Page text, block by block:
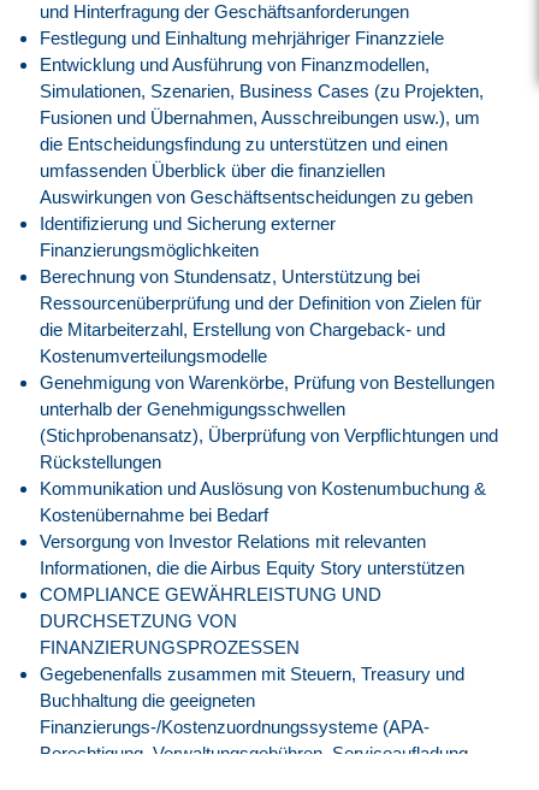
und Hinterfragung der Geschäftsanforderungen
Festlegung und Einhaltung mehrjähriger Finanzziele
Entwicklung und Ausführung von Finanzmodellen,
Simulationen, Szenarien, Business Cases (zu Projekten,
Fusionen und Übernahmen, Ausschreibungen usw.), um
die Entscheidungsfindung zu unterstützen und einen
umfassenden Überblick über die finanziellen
Auswirkungen von Geschäftsentscheidungen zu geben
Identifizierung und Sicherung externer
Finanzierungsmöglichkeiten
Berechnung von Stundensatz, Unterstützung bei
Ressourcenüberprüfung und der Definition von Zielen für
die Mitarbeiterzahl, Erstellung von Chargeback- und
Kostenumverteilungsmodelle
Genehmigung von Warenkörbe, Prüfung von Bestellungen
unterhalb der Genehmigungsschwellen
(Stichprobenansatz), Überprüfung von Verpflichtungen und
Rückstellungen
Kommunikation und Auslösung von Kostenumbuchung &
Kostenübernahme bei Bedarf
Versorgung von Investor Relations mit relevanten
Informationen, die die Airbus Equity Story unterstützen
COMPLIANCE GEWÄHRLEISTUNG UND
DURCHSETZUNG VON
FINANZIERUNGSPROZESSEN
Gegebenenfalls zusammen mit Steuern, Treasury und
Buchhaltung die geeigneten
Finanzierungs-/Kostenzuordnungssysteme (APA-
Berechtigung, Verwaltungsgebühren, Serviceaufladung,